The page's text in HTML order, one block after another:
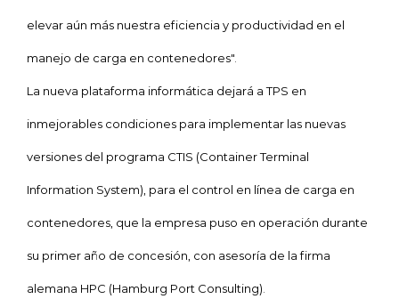
elevar aún más nuestra eficiencia y productividad en el
manejo de carga en contenedores".
La nueva plataforma informática dejará a TPS en
inmejorables condiciones para implementar las nuevas
versiones del programa CTIS (Container Terminal
Information System), para el control en línea de carga en
contenedores, que la empresa puso en operación durante
su primer año de concesión, con asesoría de la firma
alemana HPC (Hamburg Port Consulting).